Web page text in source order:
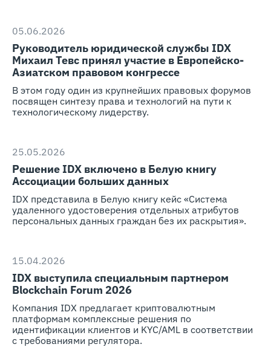
05.06.2026
Руководитель юридической службы IDX
Михаил Тевс принял участие в Европейско-
Азиатском правовом конгрессе
В этом году один из крупнейших правовых форумов
посвящен синтезу права и технологий на пути к
технологическому лидерству.
25.05.2026
Решение IDX включено в Белую книгу
Ассоциации больших данных
IDX представила в Белую книгу кейс «Система
удаленного удостоверения отдельных атрибутов
персональных данных граждан без их раскрытия».
15.04.2026
IDX выступила специальным партнером
Blockchain Forum 2026
Компания IDX предлагает криптовалютным
платформам комплексные решения по
идентификации клиентов и KYC/AML в соответствии
с требованиями регулятора.